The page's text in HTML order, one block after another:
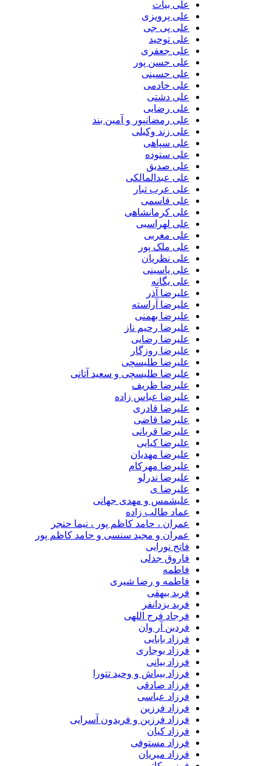
علی بیات
علی پرویزی
علی پی جی
علی توحید
علی جعفری
علی حسن پور
علی حسینی
علی خادمی
علی دشتی
علی رضایی
علی رمضانپور و آمین بند
علی زند وکیلی
علی سپاهی
علی ستوده
علی صدیق
علی عبدالمالکی
علی عرب تبار
علی قاسمی
علی کرمانشاهی
علی لهراسبی
علی مغربی
علی ملک پور
علی نظریان
علی یاسینی
علی یگانه
علیرضا آذر
علیرضا آراسته
علیرضا بهمنی
علیرضا رحیم ناز
علیرضا رضایی
علیرضا روزگار
علیرضا طلیسچی
علیرضا طلیسچی و سعید آتانی
علیرضا ظریف
علیرضا عباس زاده
علیرضا قادری
علیرضا قاضی
علیرضا قربانی
علیرضا کیایی
علیرضا مهدیان
علیرضا مهرکام
علیرضا ندرلو
علیرضا ی
علیشمس و مهدی جهانی
عماد طالب زاده
عمران ، حامد کاظم پور ، نیما حنجر
عمران و مجید سنسی و حامد کاظم پور
فاتح نورایی
فاروق جدلی
فاطمه و رضا شیری
فربد بیهقی
فربد یزدانفر
فرجاد فرج اللهی
فردین آر وان
فرزاد بابایی
فرزاد بوجاری
فرزاد بیانی
فرزاد بیباش و وحید تتورا
فرزاد صادقی
فرزاد عباسی
فرزاد فرزین
فرزاد فرزین و فریدون آسرایی
فرزاد کیان
فرزاد مستوفی
فرزاد میریان